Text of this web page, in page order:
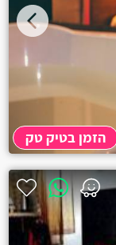
הזמן בטיק טק